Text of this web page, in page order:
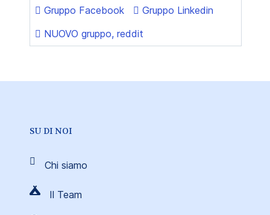
Gruppo Facebook
Gruppo Linkedin
NUOVO gruppo, reddit
SU DI NOI
Chi siamo
Il Team